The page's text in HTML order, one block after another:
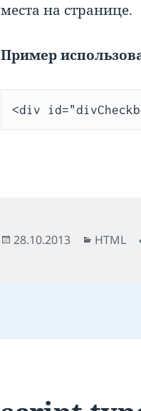
места на странице.
Пример
<div
Опубликовано
28.10.2013 Рубрики
HTML